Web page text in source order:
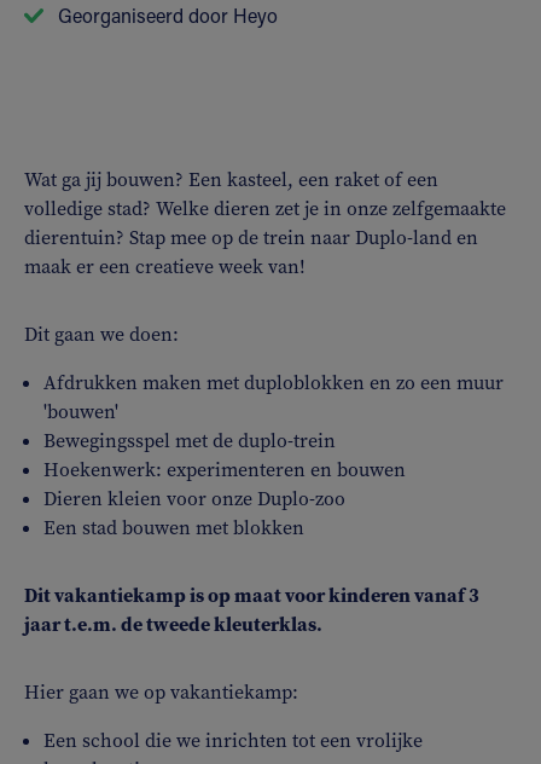
Georganiseerd door Heyo
Wat ga jij bouwen? Een kasteel, een raket of een
volledige stad? Welke dieren zet je in onze zelfgemaakte
dierentuin? Stap mee op de trein naar Duplo-land en
maak er een creatieve week van!
Dit gaan we doen:
Afdrukken maken met duploblokken en zo een muur
'bouwen'
Bewegingsspel met de duplo-trein
Hoekenwerk: experimenteren en bouwen
Dieren kleien voor onze Duplo-zoo
Een stad bouwen met blokken
Dit vakantiekamp is op maat voor kinderen vanaf 3
jaar t.e.m. de tweede kleuterklas.
Hier gaan we op vakantiekamp:
Een school die we inrichten tot een vrolijke